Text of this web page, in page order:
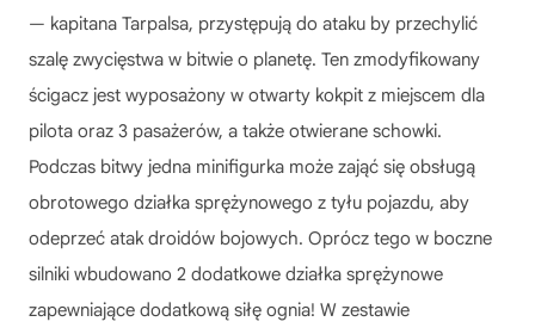
— kapitana Tarpalsa, przystępują do ataku by przechylić
szalę zwycięstwa w bitwie o planetę. Ten zmodyfikowany
ścigacz jest wyposażony w otwarty kokpit z miejscem dla
pilota oraz 3 pasażerów, a także otwierane schowki.
Podczas bitwy jedna minifigurka może zająć się obsługą
obrotowego działka sprężynowego z tyłu pojazdu, aby
odeprzeć atak droidów bojowych. Oprócz tego w boczne
silniki wbudowano 2 dodatkowe działka sprężynowe
zapewniające dodatkową siłę ognia! W zestawie